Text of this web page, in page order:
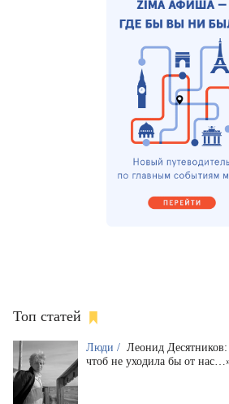
Топ статей
Люди / Леонид Десятников:
чтоб не уходила бы от